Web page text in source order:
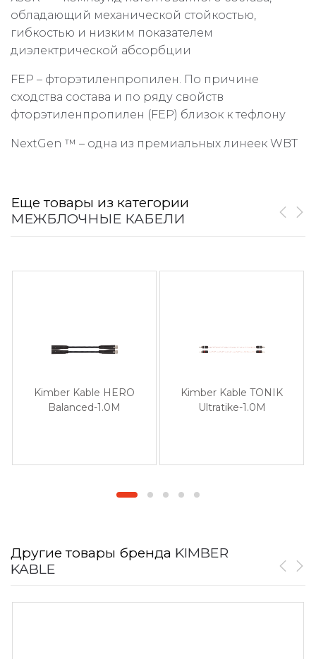
обладающий механической стойкостью,
гибкостью и низким показателем
диэлектрической абсорбции
FEP – фторэтиленпропилен. По причине
сходства состава и по ряду свойств
фторэтиленпропилен (FEP) близок к тефлону
NextGen ™ – одна из премиальных линеек WBT
Еще товары из категории
МЕЖБЛОЧНЫЕ КАБЕЛИ
Kimber Kable HERO
Balanced-1.0M
Kimber Kable TONIK
Ultratike-1.0M
Другие товары бренда KIMBER
KABLE